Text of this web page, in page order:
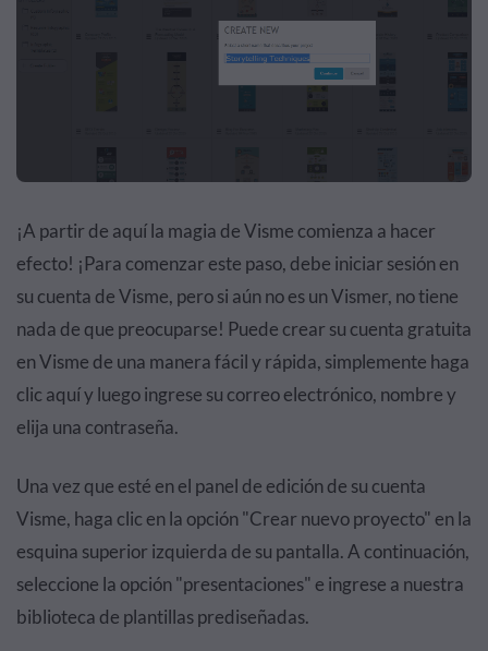
¡A partir de aquí la magia de Visme comienza a hacer
efecto! ¡Para comenzar este paso, debe iniciar sesión en
su cuenta de Visme, pero si aún no es un Vismer, no tiene
nada de que preocuparse! Puede crear su cuenta gratuita
en Visme de una manera fácil y rápida, simplemente haga
clic aquí y luego ingrese su correo electrónico, nombre y
elija una contraseña.
Una vez que esté en el panel de edición de su cuenta
Visme, haga clic en la opción "Crear nuevo proyecto" en la
esquina superior izquierda de su pantalla. A continuación,
seleccione la opción "presentaciones" e ingrese a nuestra
biblioteca de plantillas prediseñadas.